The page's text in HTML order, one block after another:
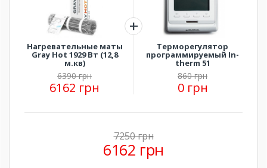
Нагревательные маты
Gray Hot 1929 Вт (12,8
м.кв)
6390 грн
6162 грн
Терморегулятор
программируемый In-
therm 51
860 грн
0 грн
7250 грн
6162 грн